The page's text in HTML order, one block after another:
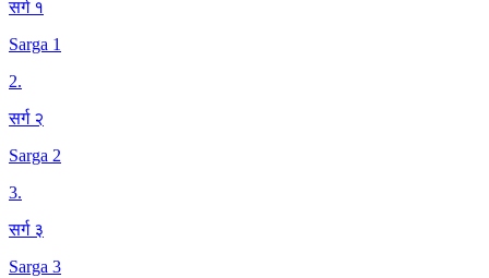
सर्ग १
Sarga 1
2.
सर्ग २
Sarga 2
3.
सर्ग ३
Sarga 3